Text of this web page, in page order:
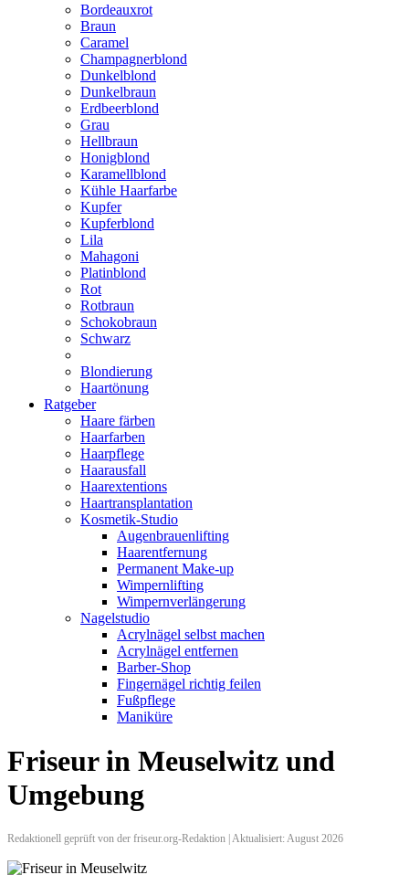
Bordeauxrot
Braun
Caramel
Champagnerblond
Dunkelblond
Dunkelbraun
Erdbeerblond
Grau
Hellbraun
Honigblond
Karamellblond
Kühle Haarfarbe
Kupfer
Kupferblond
Lila
Mahagoni
Platinblond
Rot
Rotbraun
Schokobraun
Schwarz
Blondierung
Haartönung
Ratgeber
Haare färben
Haarfarben
Haarpflege
Haarausfall
Haarextentions
Haartransplantation
Kosmetik-Studio
Augenbrauenlifting
Haarentfernung
Permanent Make-up
Wimpernlifting
Wimpernverlängerung
Nagelstudio
Acrylnägel selbst machen
Acrylnägel entfernen
Barber-Shop
Fingernägel richtig feilen
Fußpflege
Maniküre
Friseur in Meuselwitz und
Umgebung
Redaktionell geprüft von der friseur.org-Redaktion | Aktualisiert: August 2026